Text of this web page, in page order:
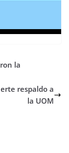
la
respaldo a
la UOM